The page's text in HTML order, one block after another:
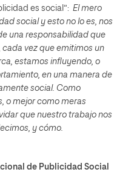
es social”: El mero
social y esto no lo es, nos
una responsabilidad que
vez que emitimos un
estamos influyendo, o
en una manera de
social. Como
o mejor como meras
que nuestro trabajo nos
y cómo.
de Publicidad Social